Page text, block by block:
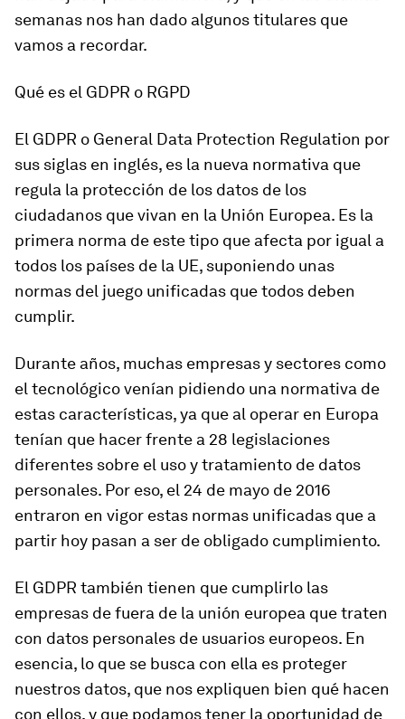
semanas nos han dado algunos titulares que
vamos a recordar.
Qué es el GDPR o RGPD
El GDPR o General Data Protection Regulation por
sus siglas en inglés, es la nueva normativa que
regula la protección de los datos de los
ciudadanos que vivan en la Unión Europea. Es la
primera norma de este tipo que afecta por igual a
todos los países de la UE, suponiendo unas
normas del juego unificadas que todos deben
cumplir.
Durante años, muchas empresas y sectores como
el tecnológico venían pidiendo una normativa de
estas características, ya que al operar en Europa
tenían que hacer frente a 28 legislaciones
diferentes sobre el uso y tratamiento de datos
personales. Por eso, el 24 de mayo de 2016
entraron en vigor estas normas unificadas que a
partir hoy pasan a ser de obligado cumplimiento.
El GDPR también tienen que cumplirlo las
empresas de fuera de la unión europea que traten
con datos personales de usuarios europeos. En
esencia, lo que se busca con ella es proteger
nuestros datos, que nos expliquen bien qué hacen
con ellos, y que podamos tener la oportunidad de